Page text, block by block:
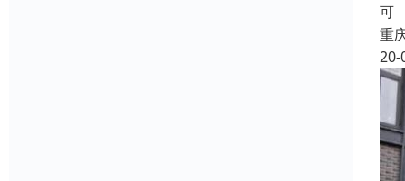
可
重
20-